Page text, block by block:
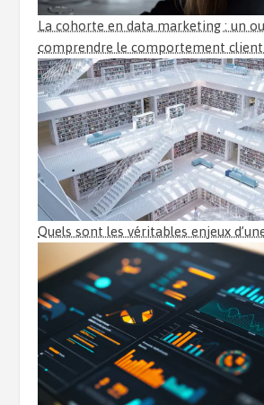
La cohorte en data marketing : un
comprendre le comportement
Quels sont les véritables enjeux